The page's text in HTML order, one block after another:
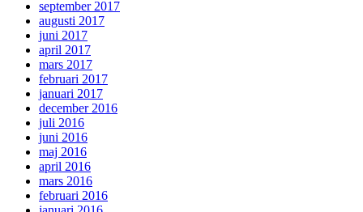
september 2017
augusti 2017
juni 2017
april 2017
mars 2017
februari 2017
januari 2017
december 2016
juli 2016
juni 2016
maj 2016
april 2016
mars 2016
februari 2016